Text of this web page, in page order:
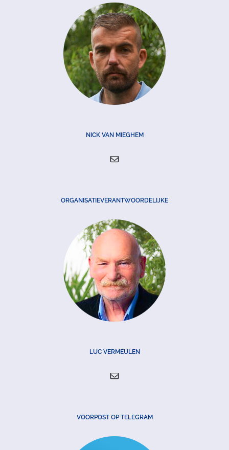
NICK VAN MIEGHEM
ORGANISATIEVERANTWOORDELIJKE
LUC VERMEULEN
VOORPOST OP TELEGRAM